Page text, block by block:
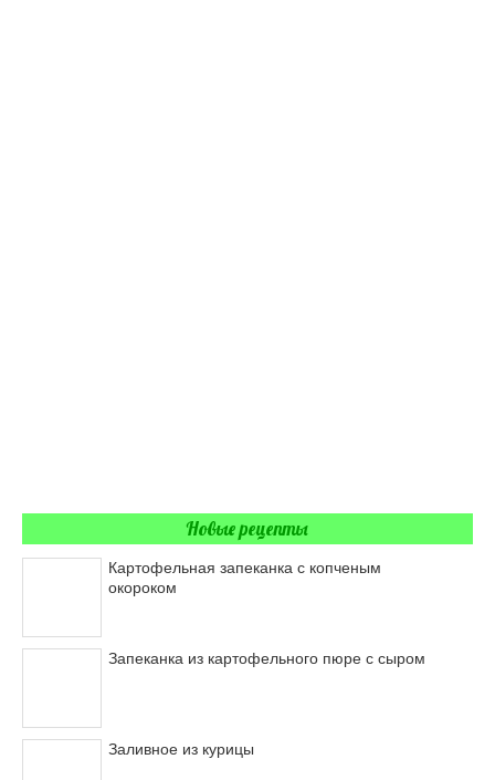
Новые рецепты
Картофельная запеканка с копченым
окороком
Запеканка из картофельного пюре с сыром
Заливное из курицы